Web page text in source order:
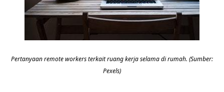
Pertanyaan remote workers terkait ruang kerja selama di rumah. (Sumber:
Pexels)